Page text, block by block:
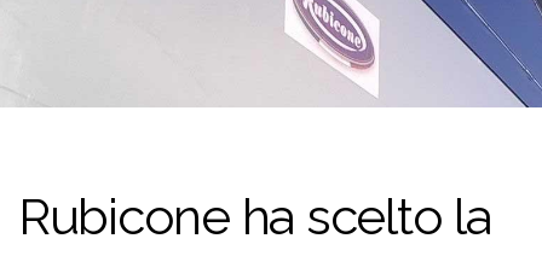
Rubicone ha scelto la